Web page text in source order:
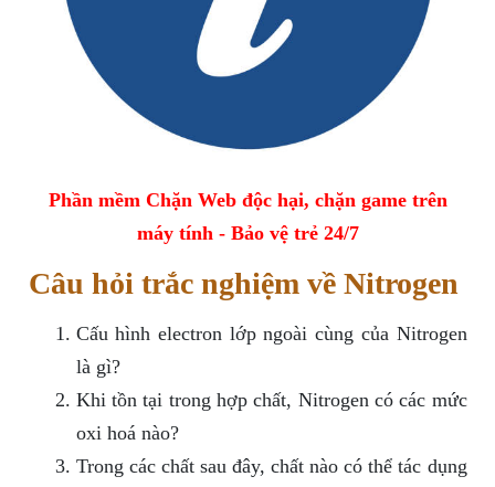
Phần mềm Chặn Web độc hại, chặn game trên
máy tính - Bảo vệ trẻ 24/7
Câu hỏi trắc nghiệm về Nitrogen
Cấu hình electron lớp ngoài cùng của Nitrogen
là gì?
Khi tồn tại trong hợp chất, Nitrogen có các mức
oxi hoá nào?
Trong các chất sau đây, chất nào có thể tác dụng